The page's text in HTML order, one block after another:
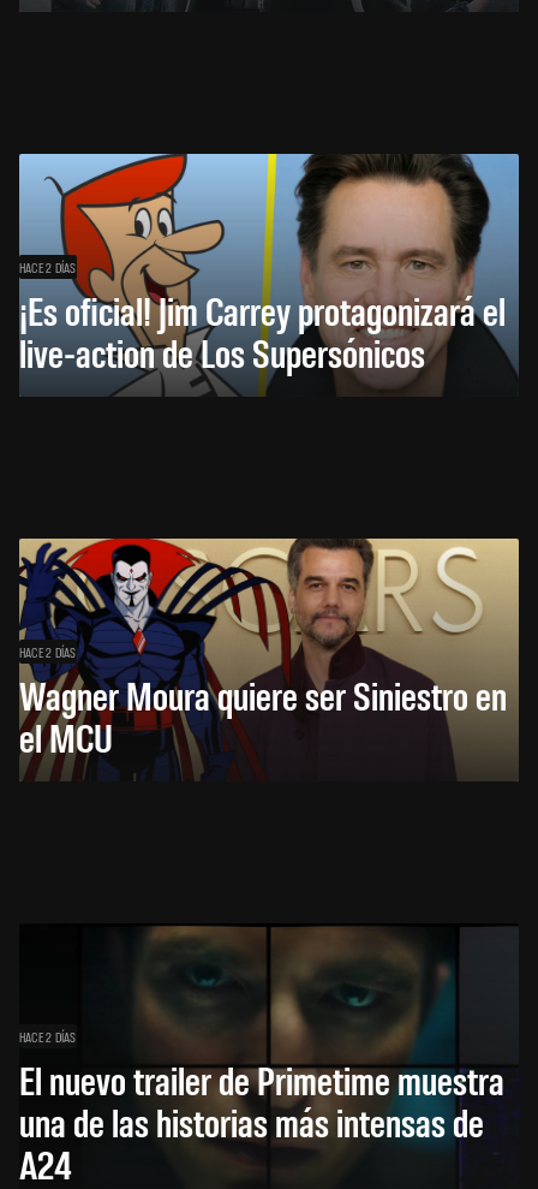
HACE 2 DÍAS
¡Es oficial! Jim Carrey protagonizará el
live-action de Los Supersónicos
HACE 2 DÍAS
Wagner Moura quiere ser Siniestro en
el MCU
HACE 2 DÍAS
El nuevo trailer de Primetime muestra
una de las historias más intensas de
A24